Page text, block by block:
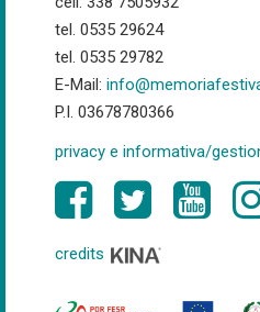
tel. 0535 29624
tel. 0535 29782
E-Mail:
P.I. 03678780366
privacy e informativa/
credits